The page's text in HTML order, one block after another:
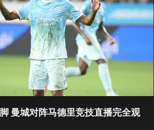
曼城对阵马德里竞技直播完全观